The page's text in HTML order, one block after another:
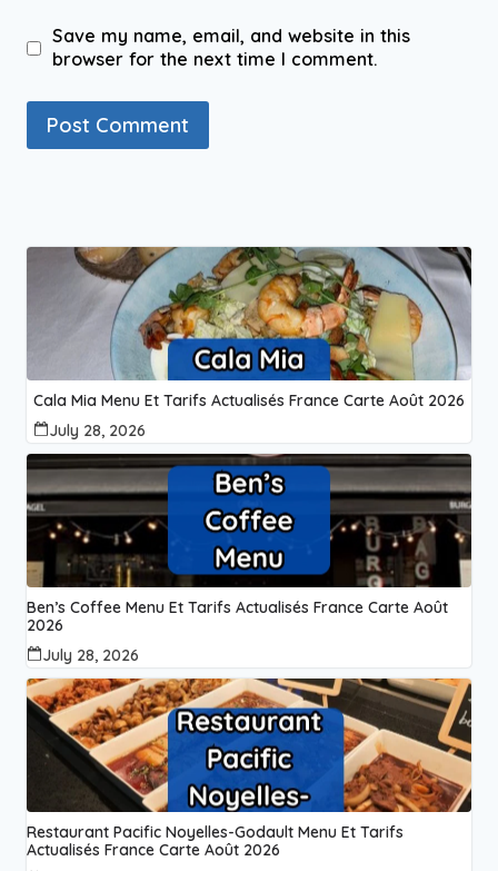
Save my name, email, and website in this
browser for the next time I comment.
Cala Mia Menu Et Tarifs Actualisés France Carte Août 2026
July 28, 2026
Ben’s Coffee Menu Et Tarifs Actualisés France Carte Août
2026
July 28, 2026
Restaurant Pacific Noyelles-Godault Menu Et Tarifs
Actualisés France Carte Août 2026